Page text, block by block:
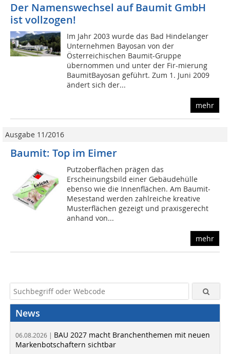
Der Namenswechsel auf Baumit GmbH
ist vollzogen!
Im Jahr 2003 wurde das Bad Hindelanger
Unternehmen Bayosan von der
Österreichischen Baumit-Gruppe
übernommen und unter der Fir-mierung
BaumitBayosan geführt. Zum 1. Juni 2009
ändert sich der...
mehr
Ausgabe 11/2016
Baumit: Top im Eimer
Putzoberflächen prägen das
Erscheinungsbild einer Gebäudehülle
ebenso wie die Innenflächen. Am Baumit-
Mesestand werden zahlreiche kreative
Musterflächen gezeigt und praxisgerecht
anhand von...
mehr
News
06.08.2026 | BAU 2027 macht Branchenthemen mit neuen
Markenbotschaftern sichtbar